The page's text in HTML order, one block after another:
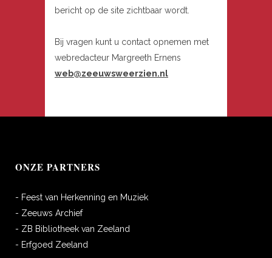
bericht op de site zichtbaar wordt.
Bij vragen kunt u contact opnemen met
webredacteur Margreeth Ernens
web@zeeuwsweerzien.nl
ONZE PARTNERS
- Feest van Herkenning en Muziek
- Zeeuws Archief
- ZB Bibliotheek van Zeeland
- Erfgoed Zeeland